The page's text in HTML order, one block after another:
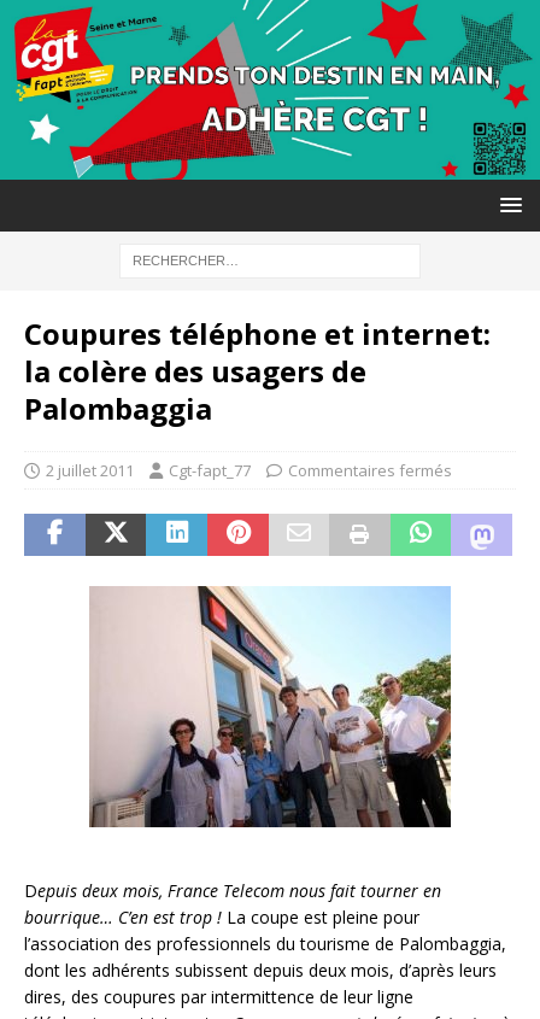
Coupures téléphone et internet:
la colère des usagers de
Palombaggia
2 juillet 2011 Cgt-fapt_77 Commentaires fermés
Depuis deux mois, France Telecom nous fait tourner en
bourrique… C’en est trop ! La coupe est pleine pour
l’association des professionnels du tourisme de Palombaggia,
dont les adhérents subissent depuis deux mois, d’après leurs
dires, des coupures par intermittence de leur ligne